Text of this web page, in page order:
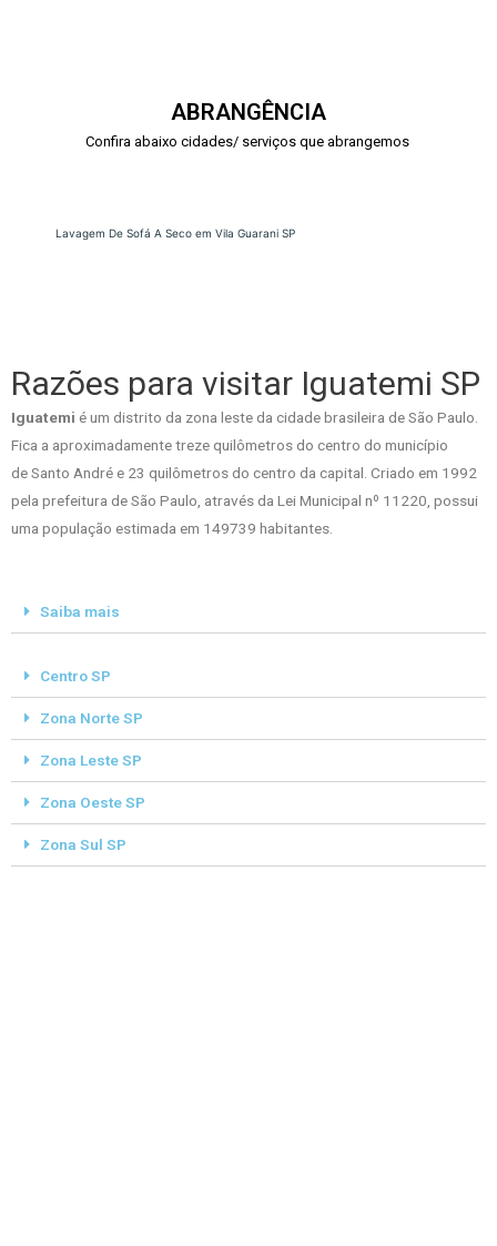
ABRANGÊNCIA
Confira abaixo cidades/ serviços que abrangemos
Lavagem De Sofá A Seco em Vila Guarani SP
Razões para visitar Iguatemi SP
Iguatemi é um distrito da zona leste da cidade brasileira de São Paulo.
Fica a aproximadamente treze quilômetros do centro do município
de Santo André e 23 quilômetros do centro da capital. Criado em 1992
pela prefeitura de São Paulo, através da Lei Municipal nº 11220, possui
uma população estimada em 149739 habitantes.
Saiba mais
Centro SP
Zona Norte SP
Zona Leste SP
Zona Oeste SP
Zona Sul SP